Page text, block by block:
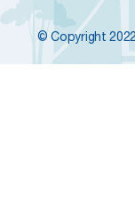
© Copyright 2022